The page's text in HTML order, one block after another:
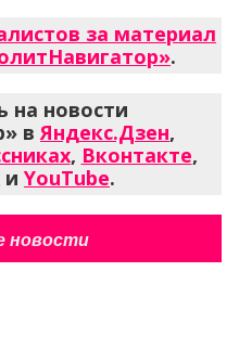
за материал
.
на новости
вЯндекс.Дзен,
, Вконтакте,
и YouTube.
новости